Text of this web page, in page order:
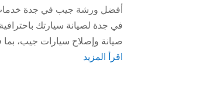
أفضل ورشة جيب في جدة
في جدة لصيانة سيارتك
صيانة وإصلاح سيارات جيب، بما
اقرأ المزيد